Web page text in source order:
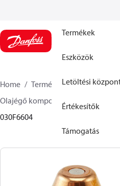
Termékek
Eszközök
Letöltési
Értékesítők
Támogatás
Home Termékek
Climate
Olajégő komponensek
030F6604